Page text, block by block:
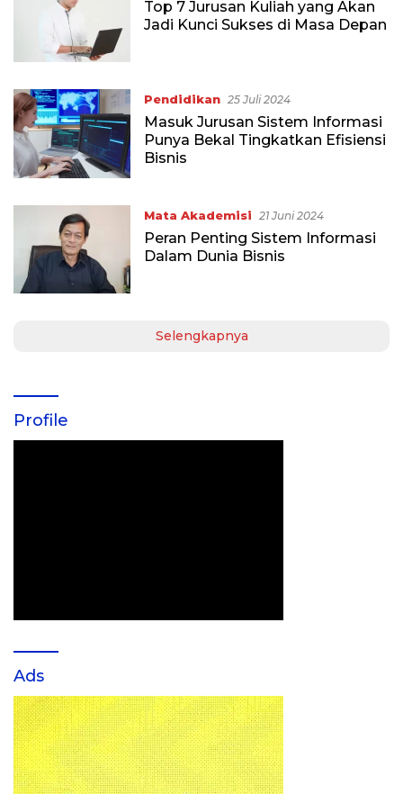
Top 7 Jurusan Kuliah yang Akan
Jadi Kunci Sukses di Masa Depan
Pendidikan 25 Juli 2024
Masuk Jurusan Sistem Informasi
Punya Bekal Tingkatkan Efisiensi
Bisnis
Mata Akademisi 21 Juni 2024
Peran Penting Sistem Informasi
Dalam Dunia Bisnis
Selengkapnya
Profile
Ads